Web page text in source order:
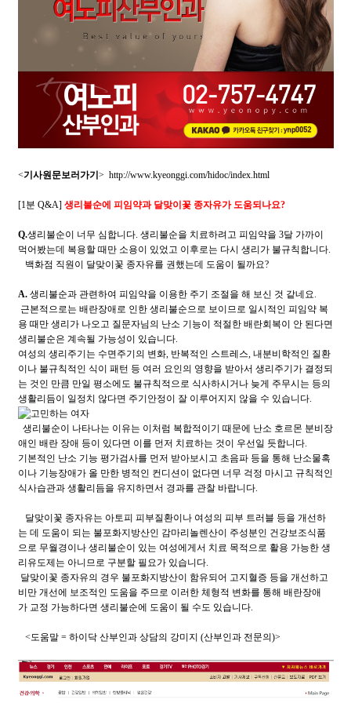
<기사원문보러가기 > http://www.kyeonggi.com/hidoc/index.html
[1분 Q&A] 생리불순에 피임약과 달맞이꽃 종자유가 도움되나요?
Q.생리불순이 너무 심합니다. 생리불순을 치료하려고 피임약을 3달 가까이
먹어봤는데 복용할 때만 소용이 있었고 이후로는 다시 생리가 불규칙합니다.
백화점 직원이 달맞이꽃 종자유를 권했는데 도움이 될까요?
A.생리불순과 관련하여 피임약을 이용한 주기 조절을 해 보신 것 같네요.
근본적으로는 배란장애로 인한 생리불순으로 보이므로 일시적인 피임약 복
용 때만 생리가 나오고 질문자님의 난소 기능이 적절한 배란회복이 안 된다면
생리불순은 계속될 가능성이 있습니다.
여성의 생리주기는 수면주기의 변화, 반복적인 스트레스, 내분비학적인 질환
이나 불규칙적인 식이 패턴 등 여러 요인의 영향을 받아서 생리주기가 결정되
는 것인 만큼 만일 평소에도 불규칙적으로 식사하시거나 늦게 주무시는 등의
생활리듬이 일정치 않다면 주기안정이 잘 이루어지지 않을 수 있습니다.
생리불순이 나타나는 이유는 이처럼 복합적이기 때문에 난소 호르몬 분비장
애인 배란 장애 등이 있다면 이를 먼저 치료하는 것이 우선일 듯합니다.
기본적인 난소 기능 평가검사를 먼저 받아보시고 초음파 등을 통해 난소물혹
이나 기능장애가 올 만한 병적인 컨디션이 없다면 너무 걱정 마시고 규칙적인
식사습관과 생활리듬을 유지하면서 경과를 관찰 바랍니다.
달맞이꽃 종자유는 아토피 피부질환이나 여성의 피부 트러블 등을 개선하
는 데 도움이 되는 불포화지방산인 감마리놀렌산이 주성분인 건강보조식품
으로 무월경이나 생리불순이 있는 여성에게서 치료 목적으로 활용 가능한 생
리유도제는 아니므로 구분할 필요가 있습니다.
달맞이꽃 종자유의 경우 불포화지방산이 함유되어 고지혈증 등을 개선하고
비만 개선에 보조적인 도움을 주므로 이러한 체형적 변화를 통해 배란장애
가 교정 가능하다면 생리불순에 도움이 될 수도 있습니다.
<도움말 = 하이닥 산부인과 상담의 강미지 (산부인과 전문의)>